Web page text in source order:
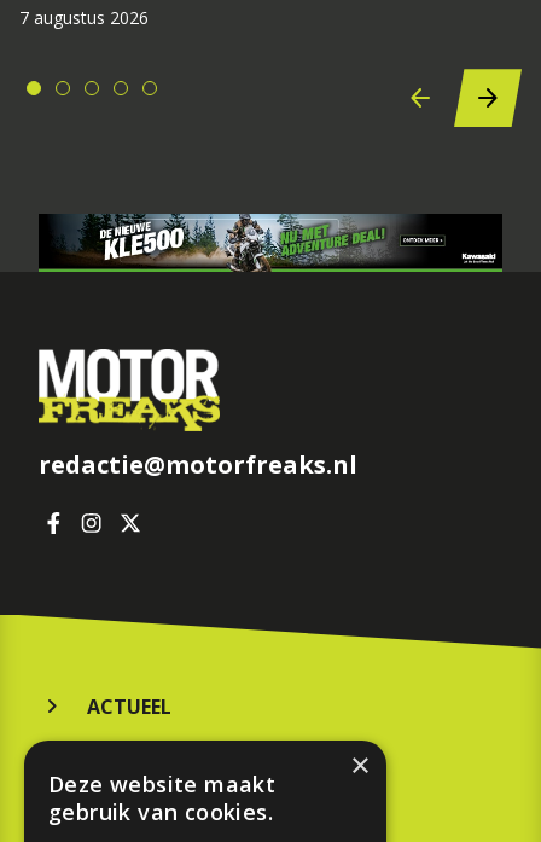
7 augustus 2026
redactie@motorfreaks.nl
ACTUEEL
KOOPGIDS
×
Deze website maakt
gebruik van cookies.